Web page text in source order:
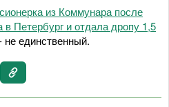
из Коммунара после
Петербург и отдала дропу 1,5
не единственный.